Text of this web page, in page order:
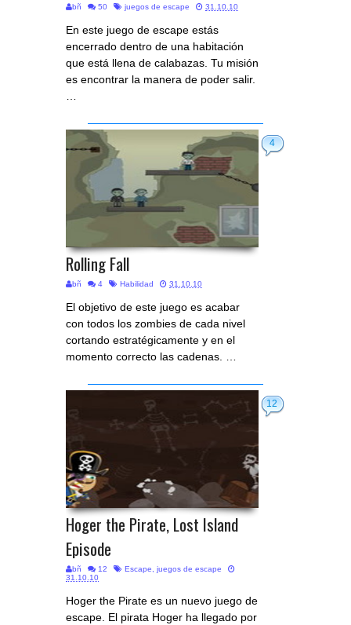
bñ 50 juegos de escape 31.10.10
En este juego de escape estás
encerrado dentro de una habitación
que está llena de calabazas. Tu misión
es encontrar la manera de poder salir.
…
4
Rolling Fall
bñ 4 Habilidad 31.10.10
El objetivo de este juego es acabar
con todos los zombies de cada nivel
cortando estratégicamente y en el
momento correcto las cadenas. …
12
Hoger the Pirate, Lost Island
Episode
bñ 12 Escape, juegos de escape
31.10.10
Hoger the Pirate es un nuevo juego de
escape. El pirata Hoger ha llegado por